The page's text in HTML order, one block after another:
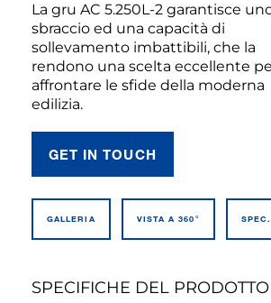
La gru AC 5.250L-2 garantisce
sbraccio ed una capacità di
sollevamento imbattibili, che la
rendono una scelta eccellente
affrontare le sfide della moderna
edilizia.
GET IN TOUCH
GALLERIA VISTA A 360° SPEC.
SPECIFICHE DEL PRODOTTO